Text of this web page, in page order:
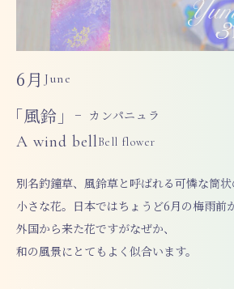
6月June
「風鈴」 − カンパニュラ
A wind bellBell flower
別名釣鐘草、風鈴草と呼ばれる可憐な筒状
小さな花。日本ではちょうど6月の梅雨前
外国から来た花ですがなぜか、
和の風景にとてもよく似合います。